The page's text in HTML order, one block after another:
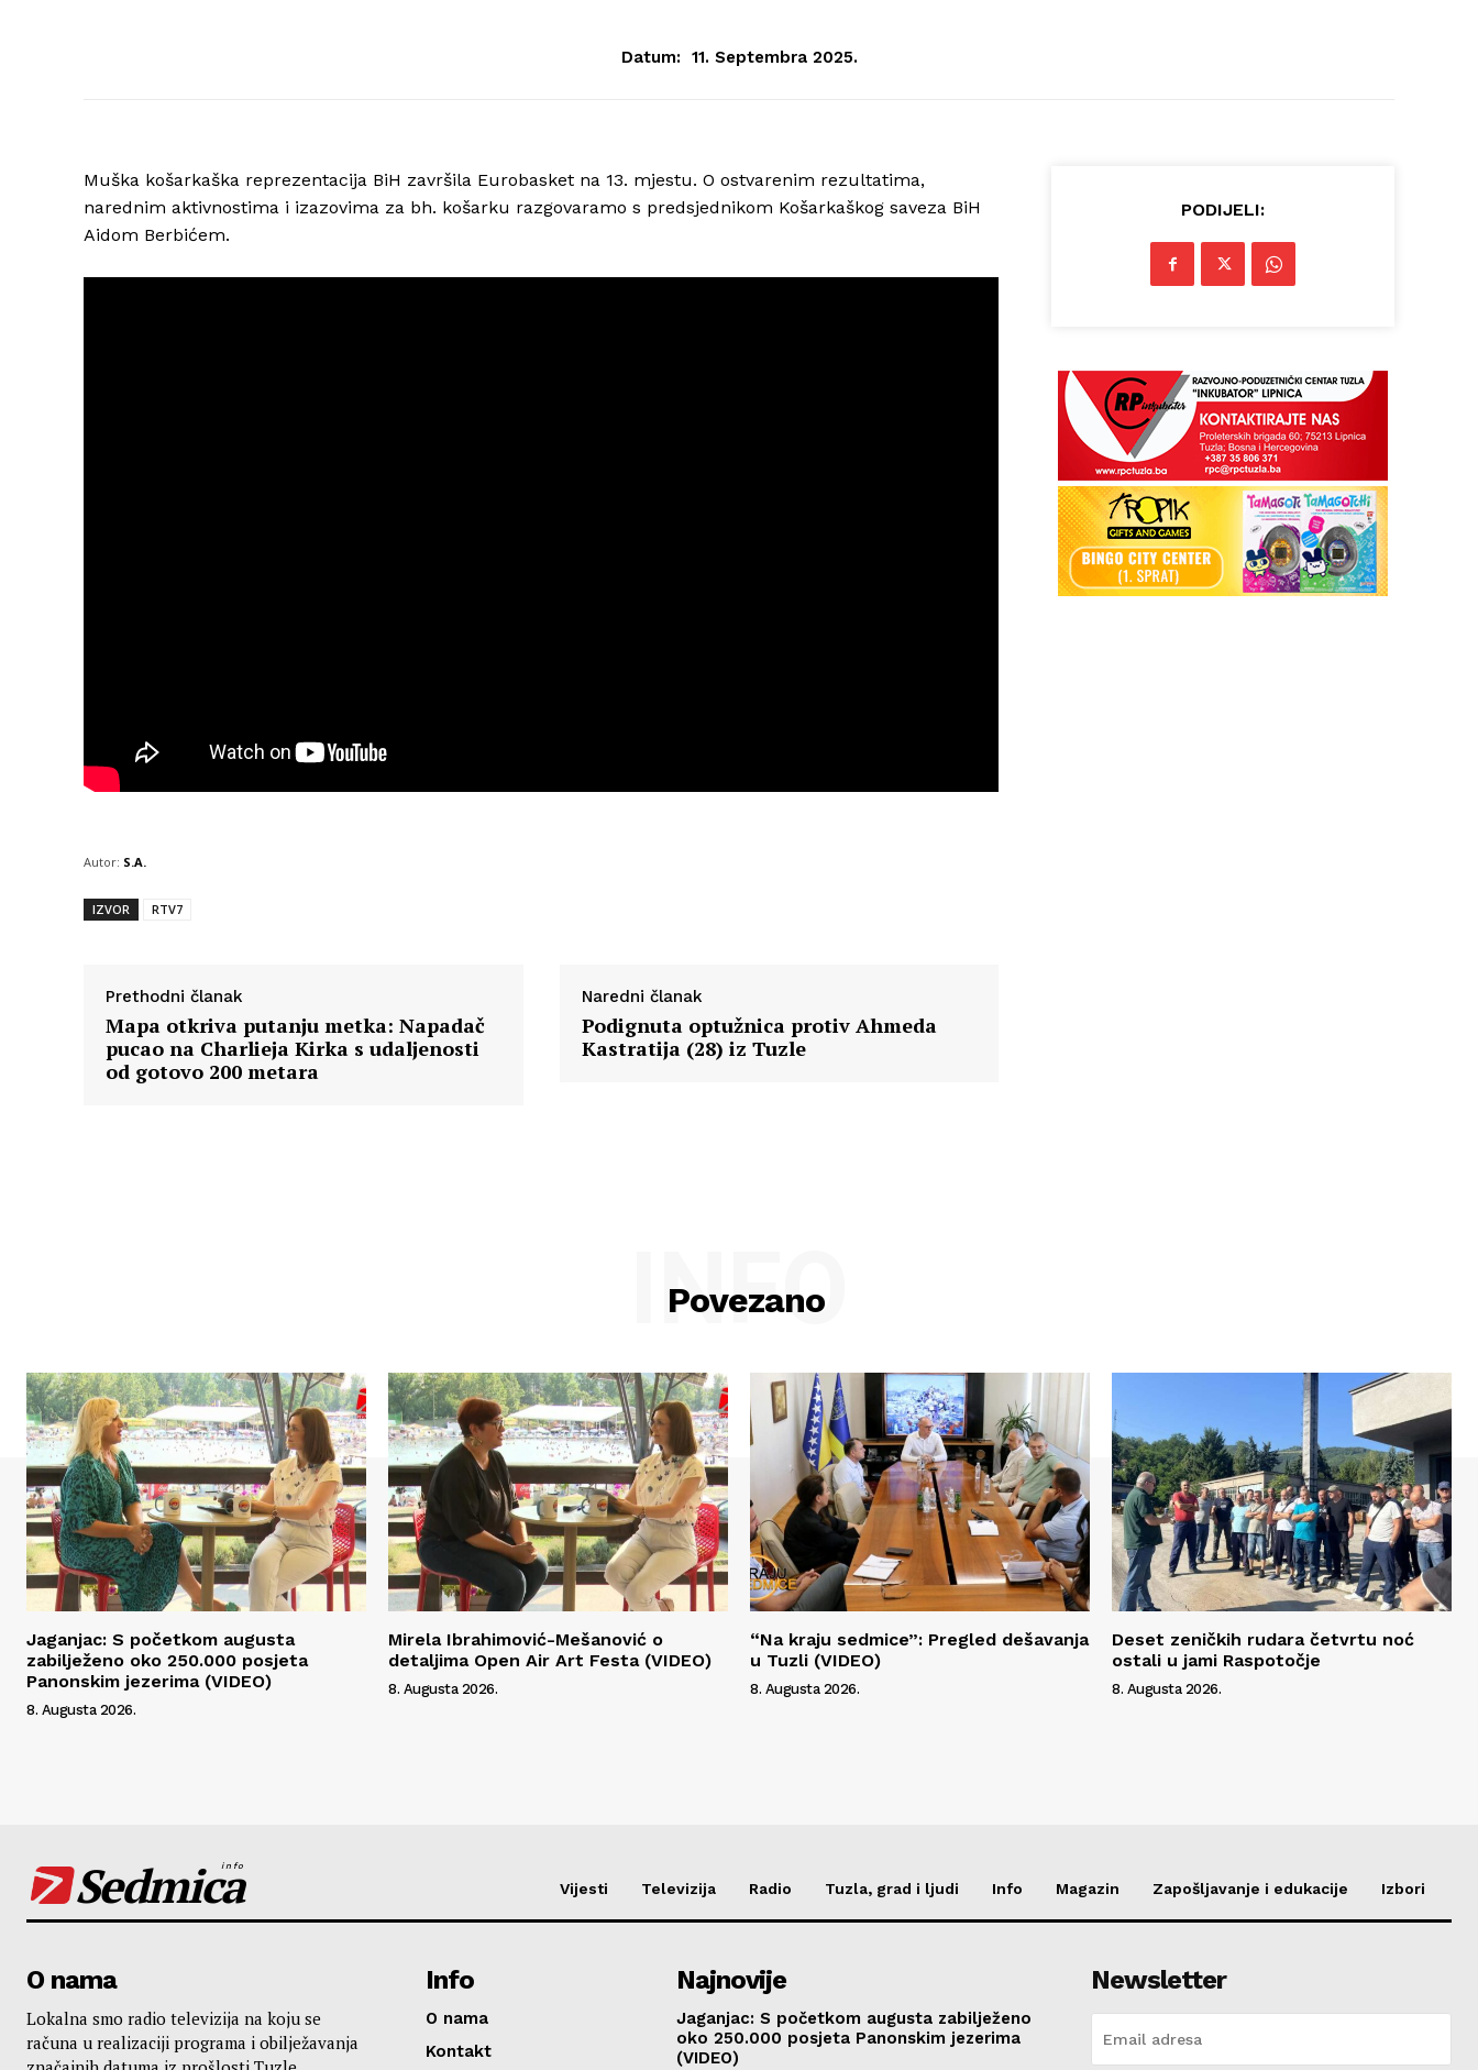
Datum: 11. Septembra 2025.
Muška košarkaška reprezentacija BiH završila Eurobasket na 13. mjestu. O ostvarenim rezultatima,
narednim aktivnostima i izazovima za bh. košarku razgovaramo s predsjednikom Košarkaškog saveza BiH
Aidom Berbićem.
Autor: S.A.
IZVOR RTV7
Prethodni članak
Mapa otkriva putanju metka: Napadač
pucao na Charlieja Kirka s udaljenosti
od gotovo 200 metara
Naredni članak
Podignuta optužnica protiv Ahmeda
Kastratija (28) iz Tuzle
PODIJELI:
Povezano
INFO
Jaganjac: S početkom augusta
zabilježeno oko 250.000 posjeta
Panonskim jezerima (VIDEO)
8. Augusta 2026.
Mirela Ibrahimović-Mešanović o
detaljima Open Air Art Festa (VIDEO)
8. Augusta 2026.
“Na kraju sedmice”: Pregled dešavanja
u Tuzli (VIDEO)
8. Augusta 2026.
Deset zeničkih rudara četvrtu noć
ostali u jami Raspotočje
8. Augusta 2026.
Sedmica
info
Vijesti Televizija Radio Tuzla, grad i ljudi Info Magazin Zapošljavanje i edukacije Izbori
O nama
Lokalna smo radio televizija na koju se
računa u realizaciji programa i obilježavanja
Info
O nama
Kontakt
Najnovije
Jaganjac: S početkom augusta zabilježeno
oko 250.000 posjeta Panonskim jezerima
(VIDEO)
Newsletter